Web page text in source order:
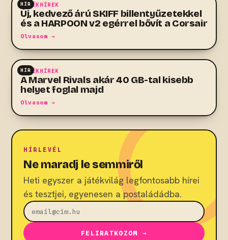
HÍR
JÁTÉKHÍREK
Új, kedvező árú SKIFF billentyűzetekkel
és a HARPOON v2 egérrel bővít a Corsair
Olvasom →
HÍR
JÁTÉKHÍREK
A Marvel Rivals akár 40 GB-tal kisebb
helyet foglal majd
Olvasom →
HÍRLEVÉL
Ne maradj le semmiről
Heti egyszer a játékvilág legfontosabb hírei
és tesztjei, egyenesen a postaládádba.
FELIRATKOZOM →